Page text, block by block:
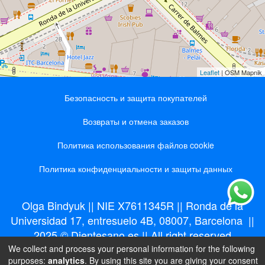
Leaflet| OSM Mapnik
Безопасность и защита покупателей
Возвраты и отмена заказов
Политика использования файлов cookie
Политика конфиденциальности и защиты данных
Olga Bindyuk || NIE X7611345R || Ronda de la
Universidad 17, entresuelo 4B, 08007, Barcelona ||
2025 © Dientesano.es || All right reserved
We collect and process your personal information for the following
purposes: analytics. By using this site you are giving your consent